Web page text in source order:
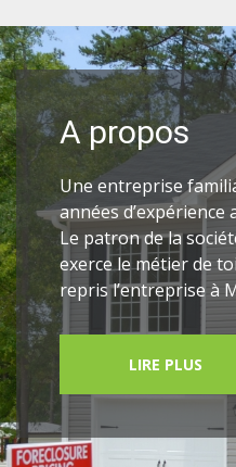
A propos
Une entreprise
années
Le patron de la
exerce le métier de
repris l’entreprise à
LIRE PLUS